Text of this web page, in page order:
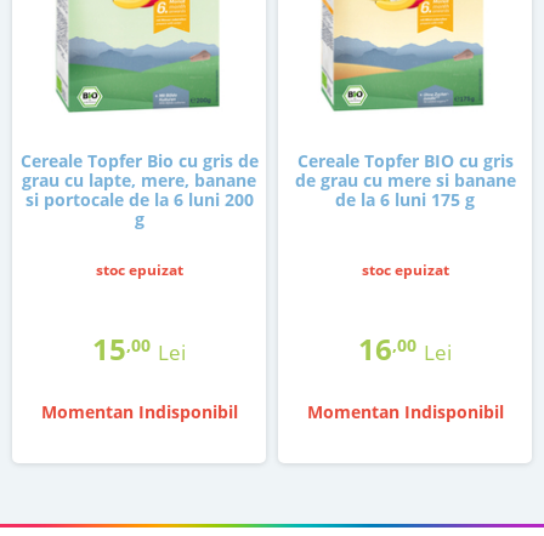
Cereale Topfer Bio cu gris de
grau cu lapte, mere, banane
si portocale de la 6 luni 200
g
stoc epuizat
15,00 Lei
Momentan Indisponibil
Cereale Topfer BIO cu gris
de grau cu mere si banane
de la 6 luni 175 g
stoc epuizat
16,00 Lei
Momentan Indisponibil